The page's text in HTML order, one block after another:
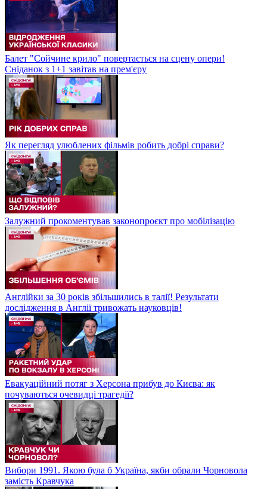
Балет "Сойчине крило" повертається на сцену опери!
Сніданок з 1+1 завітав на прем'єру
Як перегляд улюблених фільмів робить добрі справи?
Залужний прокоментував законопроєкт про мобілізацію
Англійки за 30 років збільшились в талії! Результати
дослідження в Англії тривожать науковців!
Евакуаційний потяг з Херсона прибув до Києва: як
почуваються очевидці трагедії?
Вибори 1991. Якою була б Україна, якби обрали Чорновола
замість Кравчука